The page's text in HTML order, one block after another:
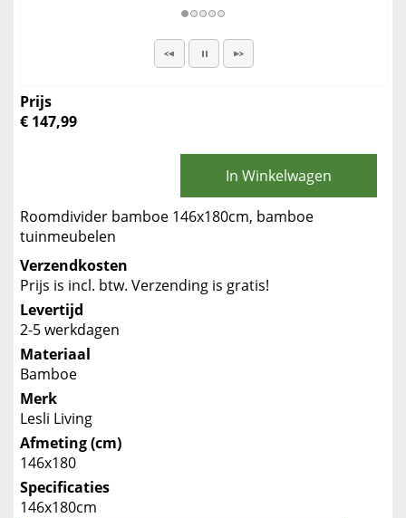
Prijs
€ 147,99
In Winkelwagen
Roomdivider bamboe 146x180cm, bamboe
tuinmeubelen
Verzendkosten
Prijs is incl. btw. Verzending is gratis!
Levertijd
2-5 werkdagen
Materiaal
Bamboe
Merk
Lesli Living
Afmeting (cm)
146x180
Specificaties
146x180cm